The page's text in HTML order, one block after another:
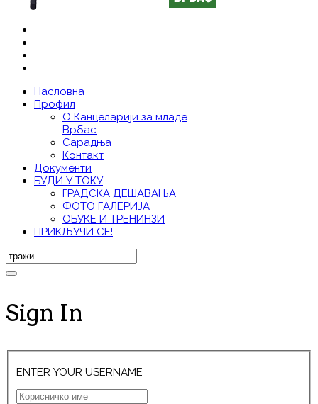
Насловна
Профил
О Канцеларији за младе
Врбас
Сарадња
Контакт
Документи
БУДИ У ТОКУ
ГРАДСКА ДЕШАВАЊА
ФОТО ГАЛЕРИЈА
ОБУКЕ И ТРЕНИНЗИ
ПРИКЉУЧИ СЕ!
Sign In
ENTER YOUR USERNAME